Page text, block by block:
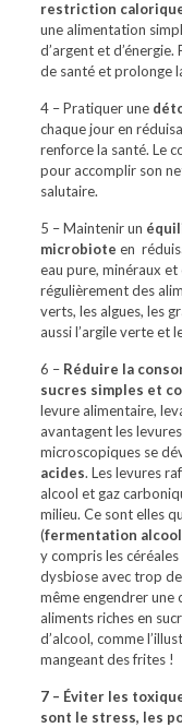
restriction
une alimentation
d’argent et
de santé et prolonge
4 – Pratiquer une
chaque jour en
renforce la santé. Le
pour accomplir son
salutaire.
5 – Maintenir un
microbiote en
eau pure, minéraux
régulièrement des
verts, les algues, les
aussi l’argile verte et
6 – Réduire la
sucres simples et
levure alimentaire,
avantagent les
microscopiques se
acides. Les levures
alcool et gaz
milieu. Ce sont elles
(fermentation
y compris les
dysbiose avec trop
même engendrer une
aliments riches en
d’alcool, comme
mangeant des frites !
7 – Éviter les
sont le stress, les